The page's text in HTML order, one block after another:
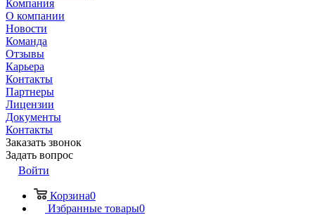
Компания
О компании
Новости
Команда
Отзывы
Карьера
Контакты
Партнеры
Лицензии
Документы
Контакты
Заказать звонок
Задать вопрос
Войти
Корзина0
Избранные товары0